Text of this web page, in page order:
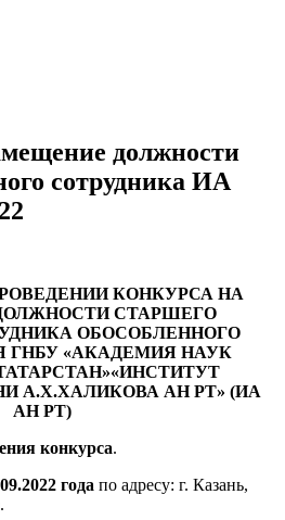
должности
сотрудника ИА
КОНКУРСА НА
СТАРШЕГО
ОБОСОБЛЕННОГО
ГНБУ «АКАДЕМИЯ НАУК
«ИНСТИТУТ
А.Х.ХАЛИКОВА АН РТ» (ИА
АН РТ)
конкурса.
года по адресу: г. Казань,